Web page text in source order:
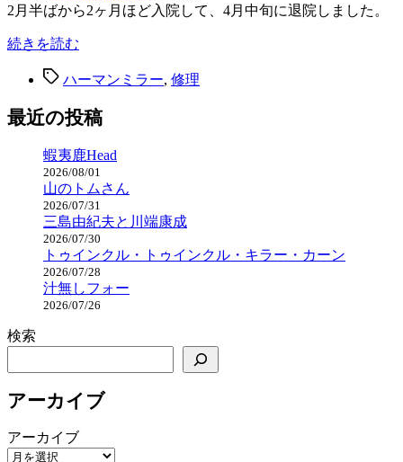
2月半ばから2ヶ月ほど入院して、4月中旬に退院しました。
続きを読む
修
タ ハーマンミラー, 修理
最近の投稿
蝦夷鹿Head
2026/08/01
山のトムさん
2026/07/31
三島由紀夫と川端康成
2026/07/30
トゥインクル・トゥインクル・キラー・カーン
2026/07/28
汁無しフォー
2026/07/26
検索
アーカイブ
アーカイブ